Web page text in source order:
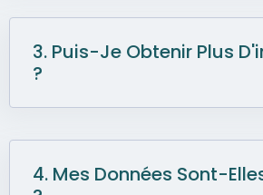
3. Puis-Je Obtenir Plus
?
4. Mes Données Sont-